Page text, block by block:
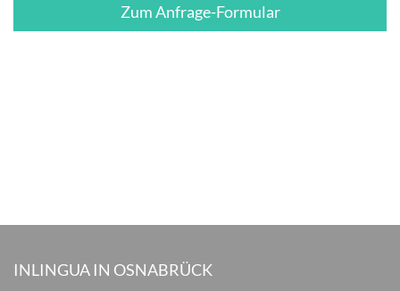
Zum Anfrage-Formular
INLINGUA IN OSNABRÜCK